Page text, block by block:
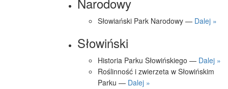
Słowiański Park Narodowy — Dalej »
Słowiński
Historia Parku Słowińskiego — Dalej »
Roślinność i zwierzeta w Słowińskim
Parku — Dalej »